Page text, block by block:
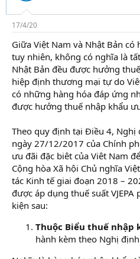
s
t
a
r
t
e
r
i
17/4/20
Giữa Việt Nam và Nhật Bản
tuy nhiên, không có nghĩa là
Nhật Bản đều được hưởng
hiệp định thương mại tự do
có những hàng hóa đáp ứng
được hưởng thuế nhập khẩu
Theo quy định tại Điều 4, Nghị
ngày 27/12/2017 của Chính
ưu đãi đặc biêt của Viêt Nam
Cộng hòa Xã hội Chủ nghĩa
tác Kinh tế giai đoạn 2018 –
được áp dụng thuế suất
kiện sau:
Thuộc Biểu thuế nhập
hành kèm theo Nghị